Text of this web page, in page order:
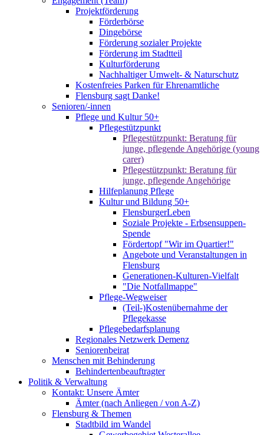
Projektförderung
Förderbörse
Dingebörse
Förderung sozialer Projekte
Förderung im Stadtteil
Kulturförderung
Nachhaltiger Umwelt- & Naturschutz
Kostenfreies Parken für Ehrenamtliche
Flensburg sagt Danke!
Senioren/-innen
Pflege und Kultur 50+
Pflegestützpunkt
Pflegestützpunkt: Beratung für
junge, pflegende Angehörige (young
carer)
Pflegestützpunkt: Beratung für
junge, pflegende Angehörige
Hilfeplanung Pflege
Kultur und Bildung 50+
FlensburgerLeben
Soziale Projekte - Erbsensuppen-
Spende
Fördertopf "Wir im Quartier!"
Angebote und Veranstaltungen in
Flensburg
Generationen-Kulturen-Vielfalt
"Die Notfallmappe"
Pflege-Wegweiser
(Teil-)Kostenübernahme der
Pflegekasse
Pflegebedarfsplanung
Regionales Netzwerk Demenz
Seniorenbeirat
Menschen mit Behinderung
Behindertenbeauftragter
Politik & Verwaltung
Kontakt: Unsere Ämter
Ämter (nach Anliegen / von A-Z)
Flensburg & Themen
Stadtbild im Wandel